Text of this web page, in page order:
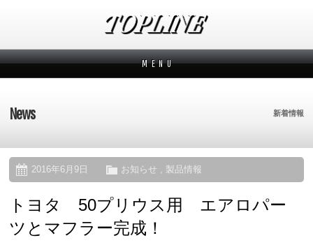
M E N U
ブランドから探す
How to order
オーダー方法
ムービー
News 新着情報
2016年6月9日 お知らせ , 製品情報
トヨタ 50プリウス用 エアロパー
ツとマフラー完成！